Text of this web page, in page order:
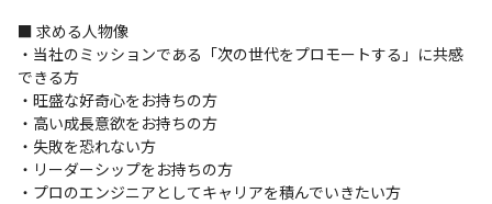
（雇い入れ時）エンジニア職
（変更の範囲）変更なし
■ 求める人物像
・当社のミッションである「次の世代をプロモートする」に共感
できる方
・旺盛な好奇心をお持ちの方
・高い成長意欲をお持ちの方
・失敗を恐れない方
・リーダーシップをお持ちの方
・プロのエンジニアとしてキャリアを積んでいきたい方